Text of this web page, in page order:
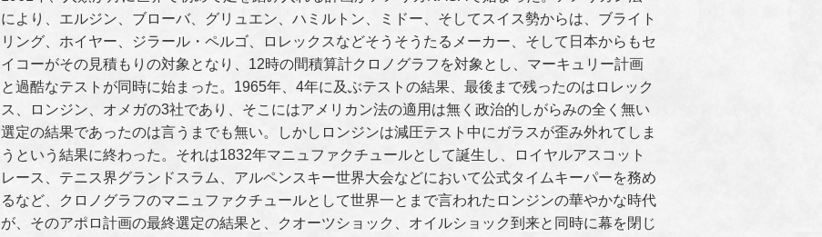
により、エルジン、ブローバ、グリュエン、ハミルトン、ミドー、そしてスイス勢からは、ブライト
リング、ホイヤー、ジラール・ペルゴ、ロレックスなどそうそうたるメーカー、そして日本からもセ
イコーがその見積もりの対象となり、12時の間積算計クロノグラフを対象とし、マーキュリー計画
と過酷なテストが同時に始まった。1965年、4年に及ぶテストの結果、最後まで残ったのはロレック
ス、ロンジン、オメガの3社であり、そこにはアメリカン法の適用は無く政治的しがらみの全く無い
選定の結果であったのは言うまでも無い。しかしロンジンは減圧テスト中にガラスが歪み外れてしま
うという結果に終わった。それは1832年マニュファクチュールとして誕生し、ロイヤルアスコット
レース、テニス界グランドスラム、アルペンスキー世界大会などにおいて公式タイムキーパーを務め
るなど、クロノグラフのマニュファクチュールとして世界一とまで言われたロンジンの華やかな時代
が、そのアポロ計画の最終選定の結果と、クオーツショック、オイルショック到来と同時に幕を閉じ